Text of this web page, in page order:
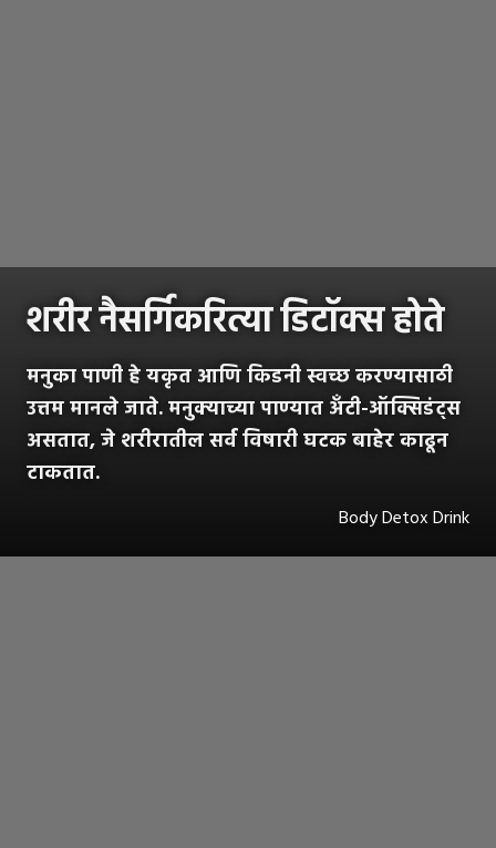
शरीर नैसर्गिकरित्या डिटॉक्स होते
मनुका पाणी हे यकृत आणि किडनी स्वच्छ करण्यासाठी
उत्तम मानले जाते. मनुक्याच्या पाण्यात अँटी-ऑक्सिडंट्स
असतात, जे शरीरातील सर्व विषारी घटक बाहेर काढून
टाकतात.
Body Detox Drink